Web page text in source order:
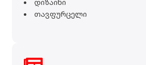
თავფურცელი